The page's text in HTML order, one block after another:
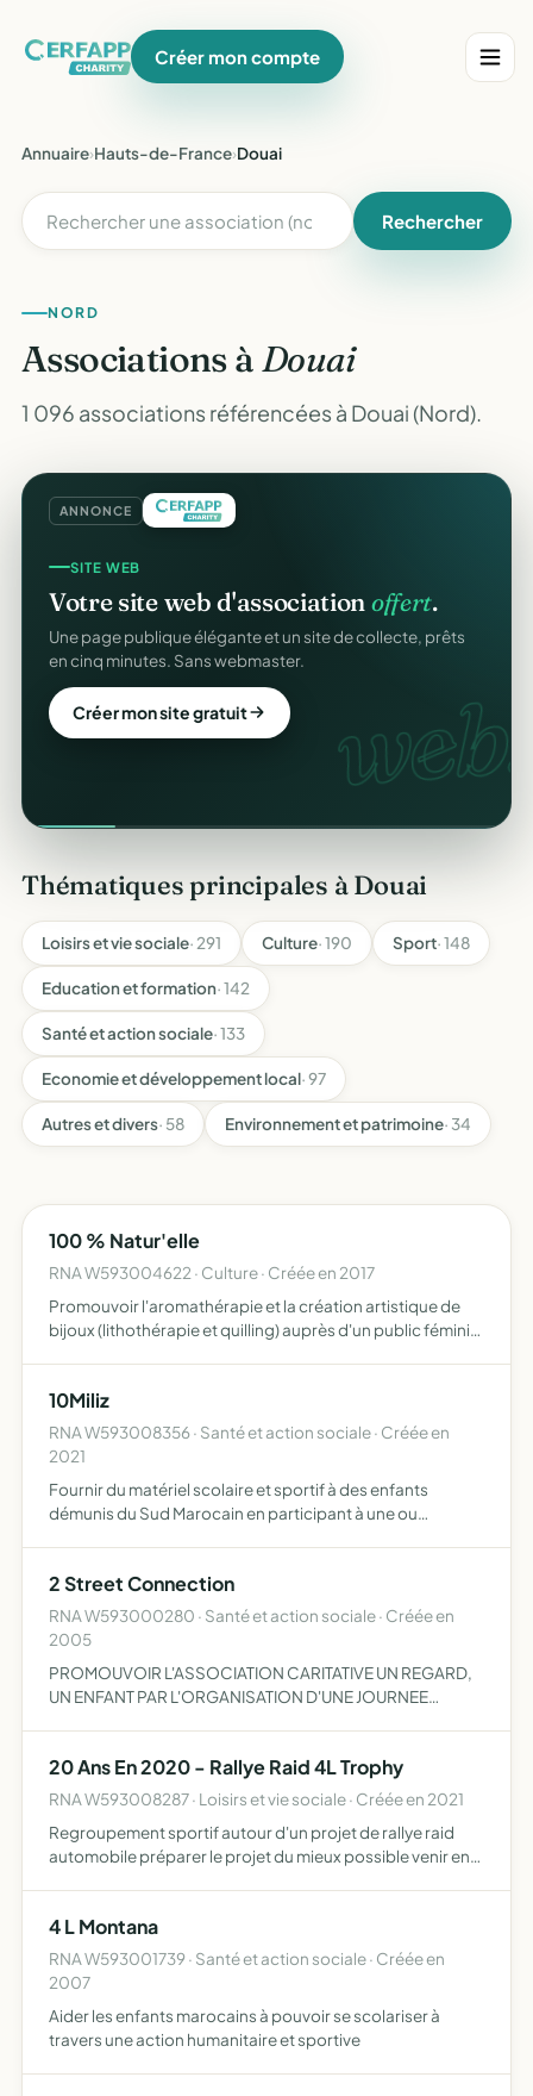
Créer mon compte
Annuaire›Hauts-de-France›Douai
Rechercher
NORD
Associations àDouai
1 096 associations référencées à Douai (Nord).
ANNONCE
web.
SITE WEB
Votre site web d'association offert.
Une page publique élégante et un site de collecte, prêts
en cinq minutes. Sans webmaster.
Créer mon site gratuit
Thématiques principales à Douai
Loisirs et vie sociale· 291 Culture· 190 Sport· 148
Education et formation· 142
Santé et action sociale· 133
Economie et développement local· 97
Autres et divers· 58 Environnement et patrimoine· 34
100 % Natur'elle
RNA W593004622 · Culture · Créée en 2017
Promouvoir l'aromathérapie et la création artistique de
bijoux (lithothérapie et quilling) auprès d'un public féminin
10Miliz
RNA W593008356 · Santé et action sociale · Créée en
2021
Fournir du matériel scolaire et sportif à des enfants
démunis du Sud Marocain en participant à une ou
2 Street Connection
RNA W593000280 · Santé et action sociale · Créée en
2005
PROMOUVOIR L'ASSOCIATION CARITATIVE UN REGARD,
UN ENFANT PAR L'ORGANISATION D'UNE JOURNEE
20 Ans En 2020 - Rallye Raid 4L Trophy
RNA W593008287 · Loisirs et vie sociale · Créée en 2021
Regroupement sportif autour d'un projet de rallye raid
automobile préparer le projet du mieux possible venir en
4 L Montana
RNA W593001739 · Santé et action sociale · Créée en
2007
Aider les enfants marocains à pouvoir se scolariser à
travers une action humanitaire et sportive